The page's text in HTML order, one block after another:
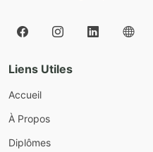
Liens Utiles
Accueil
À Propos
Diplômes